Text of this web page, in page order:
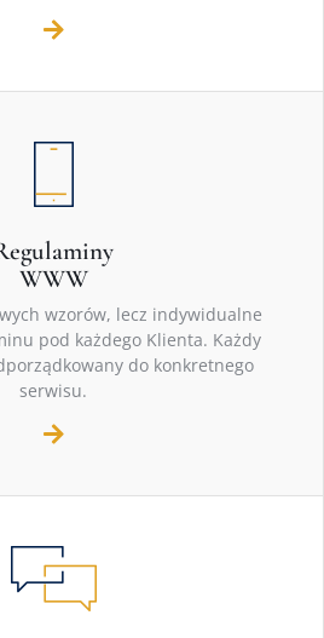
WWW
wzorów, lecz indywidualne
pod każdego Klienta. Każdy
do konkretnego
serwisu.